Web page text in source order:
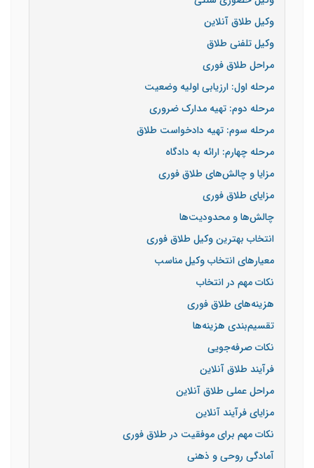
وکیل طلاق آنلاین
وکیل تلفنی طلاق
مراحل طلاق فوری
مرحله اول: ارزیابی اولیه وضعیت
مرحله دوم: تهیه مدارک ضروری
مرحله سوم: تهیه دادخواست طلاق
مرحله چهارم: ارائه به دادگاه
مزایا و چالش‌های طلاق فوری
مزایای طلاق فوری
چالش‌ها و محدودیت‌ها
انتخاب بهترین وکیل طلاق فوری
معیارهای انتخاب وکیل مناسب
نکات مهم در انتخاب
هزینه‌های طلاق فوری
تقسیم‌بندی هزینه‌ها
نکات صرفه‌جویی
فرآیند طلاق آنلاین
مراحل عملی طلاق آنلاین
مزایای فرآیند آنلاین
نکات مهم برای موفقیت در طلاق فوری
آمادگی روحی و ذهنی